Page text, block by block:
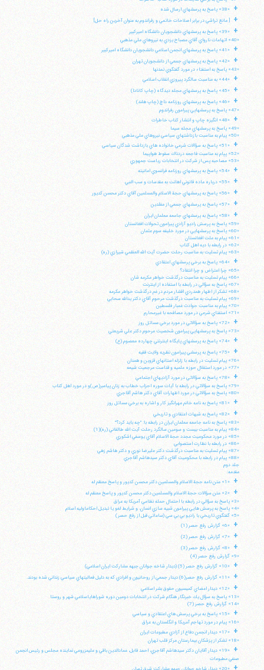
+ «38» پاسخ به پرسشهاي ارسال شده
+ [ مانع تراشي در برابر اصلاحات خاتمي و رفراندوم به عنوان آخرين راه حل]
+
«39» پاسخ به پرسشهاي دانشجويان دانشگاه اميركبير
«40» اتهامات نارواي آقاي مصباح يزدي به نيروهاي ملي مذهبي
+ «41» پاسخ به پرسشهاي انجمن اسلامي دانشجويان دانشگاه اميركبير
+
«42» پاسخ به پرسشهاي جمعي از دانشجويان تهران
«43» پاسخ به استفتاء در مورد گفتگوي تمدنها
+ «44» به مناسبت سالگرد پيروزي انقلاب اسلامي
+ «45» پاسخ به پرسشهاي مجله ديدگاه (چاپ كانادا)
+
«46» پاسخ به پرسشهاي روزنامه داچ (چاپ هلند)
«47» پاسخ به پرسشهايي پيرامون رفراندوم
+
«48» انگيزه چاپ و انتشار كتاب خاطرات
«49» پاسخ به پرسشهاي مجله سيما
«50» پيام به مناسبت بازداشتهاي سياسي نيروهاي ملي مذهبي
+
«51» پاسخ به سؤالات شرعي خانواده هاي بازداشت شدگان سياسي
«52» پپام به مناسبت فاجعه دردناك سقوط هواپيما
«53» مصاحبه پس از شركت در انتخابات رياست جمهوري
+ «54» پاسخ به پرسشهاي روزنامه فرانسوي امانيته
+ «55» درباره ماده قانوني اهانت به مقدسات و سب النبي
+ «56» پاسخ به پرسشهاي حجة الاسلام والمسلمين آقاي دكتر محسن كديور
+ «57» پاسخ به پرسشهاي جمعي از مقلدين
+
«58» پاسخ به پرسشهاي جامعه معلمان ايران
«59» پاسخ به پرسش راديو آزادي پيرامون تحولات افغانستان
«60» پاسخ به پرسشهايي در مورد خليفه سوم عثمان
«61» پيام به ملت افغانستان
«62» در رابطه با ديه اهل كتاب
«63» پيام تسليت به مناسبت رحلت حضرت آيت الله العظمي شيرازي (ره)
+
«64» پاسخ به برخي پرسشهاي اعتقادي
«65» چرا اعتراض و چرا انتقاد؟
«66» پيام تسليت به مناسبت درگذشت خواهر مكرمه شان
«67» پاسخ به سؤالي در رابطه با استفاده از اينترنت
«68» تشكر از اظهار همدردي اقشار مردم در غم درگذشت خواهر مكرمه
«69» پيام تسليت به مناسبت درگذشت مرحوم آقاي دكتر يدالله سحابي
«70» پيام به مناسبت حوادث غمبار فلسطين
«71» استفتاي شرعي در مورد مصافحه با غيرمحارم
+
«72» پاسخ به سؤالاتي در مورد برخي مسائل روز
«73» پاسخ به پرسشهايي پيرامون شخصيت مرحوم دكتر علي شريعتي
+ «74» پاسخ به پرسشهاي پايگاه اينترنتي چهارده معصوم (ع)
+
«75» پاسخ به پرسشي پيرامون نظريه ولايت فقيه
«76» پيام تسليت در رابطه با زلزله استانهاي قزوين و همدان
«77» در مورد استقلال حوزه علميه و قداست مرجعيت شيعه
+
«78» پاسخ به سؤالاتي در مورد آزاديهاي اجتماعي
«79» پاسخ به سؤالاتي در رابطه با آيات سوره احزاب خطاب به زنان پيامبر(ص)و در مورد اهل كتاب
«80» پاسخ به سؤالاتي در مورد اظهارات آقاي دكتر هاشم آقاجري
+ «81» پاسخ به نامه خانم مهرانگيز كار و اشاره به برخي مسائل روز
+
«82» پاسخ به شبهات اعتقادي و تاريخي
«83» پاسخ به نامه جامعه معلمان ايران در رابطه با: "چه بايد كرد؟"
«84» پيام به مناسبت بيست و سومين سالگرد رحلت آيت الله طالقاني (ره)(1)
«85» در مورد محكوميت مجدد حجة الاسلام آقاي يوسفي اشكوري
«86» در رابطه با نظارت استصوابي
«87» پيام تسليت به مناسبت درگذشت دكتر عليرضا نوري و دكتر هاشم زهي
«88» پيام در رابطه با محكوميت آقاي دكتر سيدهاشم آقاجري
جلد دوم
مقدمه:
+ «1» متن نامه حجة الاسلام والمسلمين دكتر محسن كديور و پاسخ معظم له
+
«2» متن سؤالات حجة الاسلام والمسلمين دكتر محسن كديور و پاسخ معظم له
«3» پاسخ به سؤالي در رابطه با احتمال حمله نظامي آمريكا به عراق
«4» پاسخ به پرسش هايي پيرامون شبيه سازي انسان، و شرايط لغو يا تبديل احكاماوليه اسلام
«5» گفتگوي تاريخي با راديو بي بي سي (ساعاتي قبل از رفع حصر)
+ «6» گزارش رفع حصر (1)
+ «7» گزارش رفع حصر (2)
+
«8» گزارش رفع حصر (3)
«9» گزارش رفع حصر (4)
+ «10» گزارش رفع حصر (5) (ديدار شاخه جوانان جبهه مشاركت ايران اسلامي)
+ «11» گزارش رفع حصر(6) ديدار جمعي از روحانيون و افرادي كه به دليل فعاليتهاي سياسي زنداني شده بودند.
+
«12» ديدار اعضاي كميسيون حقوق بشر اسلامي
«13» پاسخ به سؤال يك خبرنگار هنگام شركت در انتخابات دومين دوره شوراهاياسلامي شهر و روستا
«14» گزارش رفع حصر (7)
+
«15» پاسخ به برخي پرسش هاي اعتقادي و سياسي
«16» پيام در مورد تهاجم آمريكا و انگلستان به عراق
+
«17» ديدار انجمن دفاع از آزادي مطبوعات ايران
«18» تشكر از پزشكان بيمارستان مركز قلب تهران
+
«19» ديدار آقايان دكتر سيدهاشم آقاجري، احمد قابل، عمادالدين باقي و عليمزروعي نماينده مجلس و رئيس انجمن
صنفي مطبوعات